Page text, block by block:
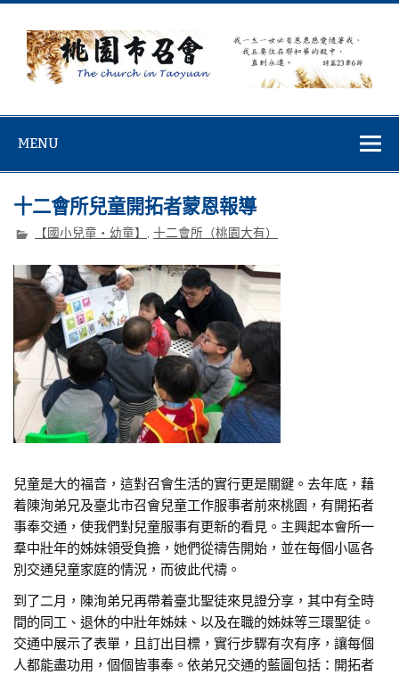
Skip
content
MENU
十二會所兒童開拓者蒙恩報導
【國小兒童‧幼童】 ,十二會所（桃園大有）
兒童是大的福音，這對召會生活的實行更是關鍵。去年底，藉
着陳洵弟兄及臺北市召會兒童工作服事者前來桃園，有開拓者
事奉交通，使我們對兒童服事有更新的看見。主興起本會所一
羣中壯年的姊妹領受負擔，她們從禱告開始，並在每個小區各
別交通兒童家庭的情況，而彼此代禱。
到了二月，陳洵弟兄再帶着臺北聖徒來見證分享，其中有全時
間的同工、退休的中壯年姊妹、以及在職的姊妹等三環聖徒。
交通中展示了表單，且訂出目標，實行步驟有次有序，讓每個
人都能盡功用，個個皆事奉。依弟兄交通的藍圖包括：開拓者